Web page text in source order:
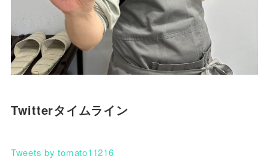
Twitterタイムライン
Tweets by tomato11216